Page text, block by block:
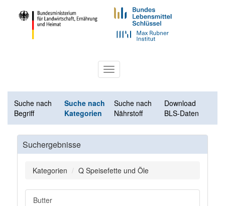
Toggle
navigation
Suche nach
Begriff
Suche nach
Kategorien
Suche nach
Nährstoff
Download
BLS-Daten
Suchergebnisse
Kategorien Q Speisefette und Öle
Butter